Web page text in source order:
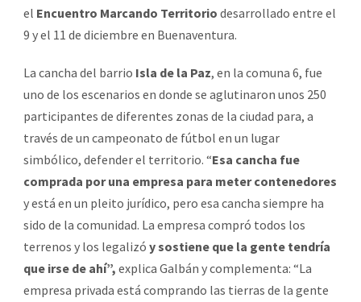
el Encuentro Marcando Territorio desarrollado entre el
9 y el 11 de diciembre en Buenaventura.
La cancha del barrio Isla de la Paz, en la comuna 6, fue
uno de los escenarios en donde se aglutinaron unos 250
participantes de diferentes zonas de la ciudad para, a
través de un campeonato de fútbol en un lugar
simbólico, defender el territorio. “Esa cancha fue
comprada por una empresa para meter contenedores
y está en un pleito jurídico, pero esa cancha siempre ha
sido de la comunidad. La empresa compró todos los
terrenos y los legalizó y sostiene que la gente tendría
que irse de ahí”, explica Galbán y complementa: “La
empresa privada está comprando las tierras de la gente